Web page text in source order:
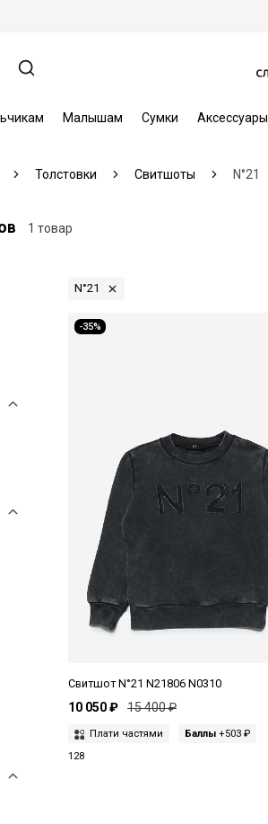
Малышам Сумки Аксессуары
Толстовки Свитшоты N°21
1 товар
N°21
-35%
Свитшот N°21 N21806 N0310
10 050 ₽ 15 400 ₽
Плати частями Баллы +503 ₽
128